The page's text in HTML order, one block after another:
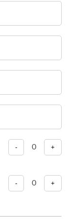
- 0 +
- 0 +